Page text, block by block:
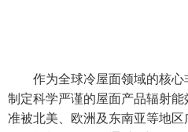
作为全球冷屋面领域的核心
制定科学严谨的屋面产品辐射
准被北美、欧洲及东南亚等地